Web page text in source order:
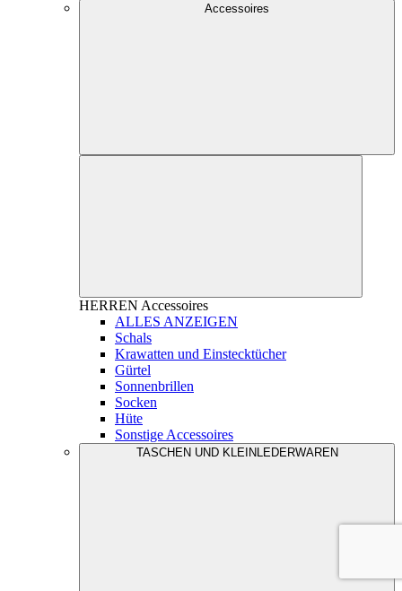
Accessoires
HERREN Accessoires
ALLES ANZEIGEN
Schals
Krawatten und Einstecktücher
Gürtel
Sonnenbrillen
Socken
Hüte
Sonstige Accessoires
TASCHEN UND KLEINLEDERWAREN